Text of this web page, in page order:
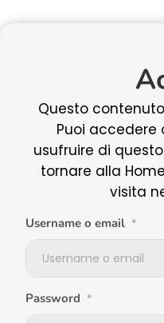
Questo
Puoi accedere
usufruire di
tornare alla
visita
Username o email *
Password *